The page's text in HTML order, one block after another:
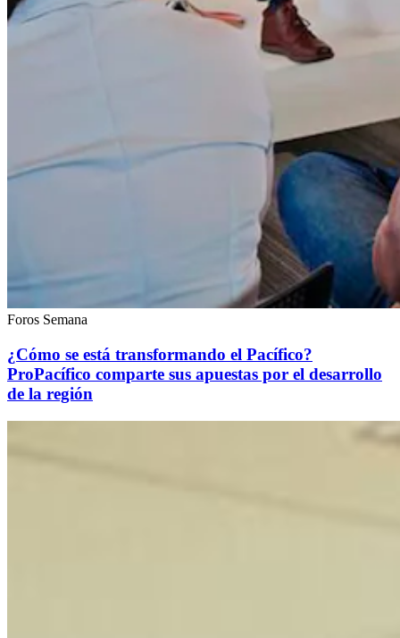
Foros Semana
¿Cómo se está transformando el Pacífico?
ProPacífico comparte sus apuestas por el desarrollo
de la región